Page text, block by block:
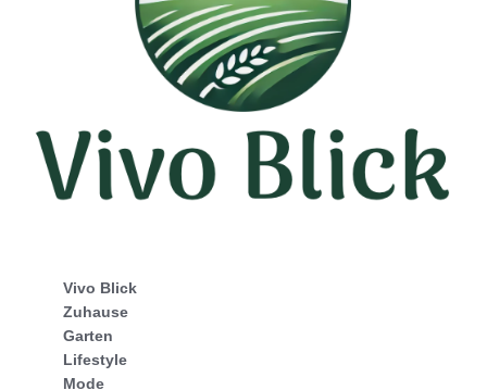
Vivo Blick
Zuhause
Garten
Lifestyle
Mode